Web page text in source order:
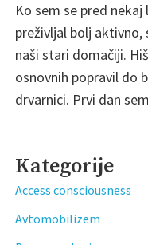
Ko sem se pred
preživljal bolj
naši stari domačiji.
osnovnih popravil do
drvarnici. Prvi dan
Kategorije
Access consciousness
Avtomobilizem